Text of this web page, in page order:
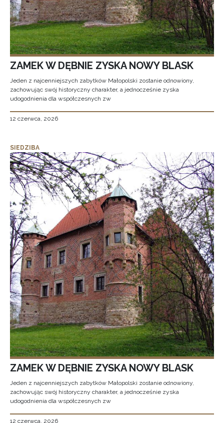
ZAMEK W DĘBNIE ZYSKA NOWY BLASK
Jeden z najcenniejszych zabytków Małopolski zostanie odnowiony,
zachowując swój historyczny charakter, a jednocześnie zyska
udogodnienia dla współczesnych zw
12 czerwca, 2026
SIEDZIBA
ZAMEK W DĘBNIE ZYSKA NOWY BLASK
Jeden z najcenniejszych zabytków Małopolski zostanie odnowiony,
zachowując swój historyczny charakter, a jednocześnie zyska
udogodnienia dla współczesnych zw
12 czerwca, 2026